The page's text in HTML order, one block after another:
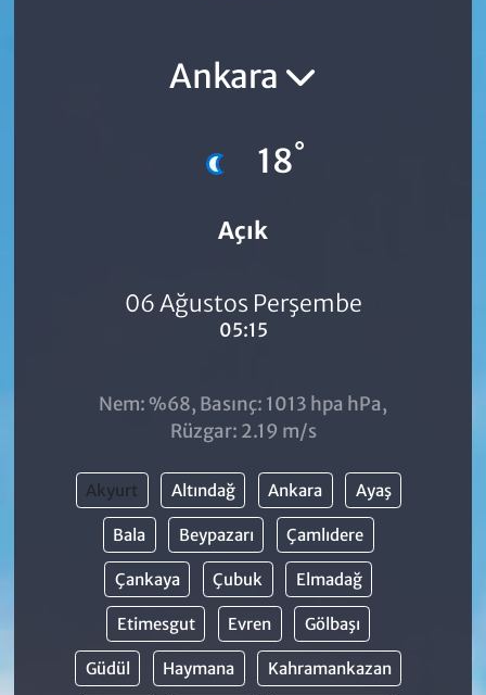
Ankara
18°
Açık
06 Ağustos Perşembe
05:15
Nem: %68, Basınç: 1013 hpa hPa,
Rüzgar: 2.19 m/s
Akyurt Altındağ Ankara Ayaş
Bala Beypazarı Çamlıdere
Çankaya Çubuk Elmadağ
Etimesgut Evren Gölbaşı
Güdül Haymana Kahramankazan